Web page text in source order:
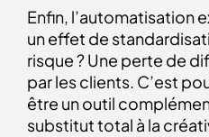
Enfin, l’automatisation
un effet de
risque ? Une perte de
par les clients. C’est
être un outil
substitut total à la